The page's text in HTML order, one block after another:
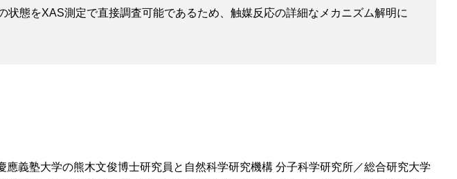
状態をXAS測定で直接調査可能であるため、触媒反応の詳細なメカニズム解明に
義塾大学の熊木文俊博士研究員と自然科学研究機構 分子科学研究所／総合研究大学